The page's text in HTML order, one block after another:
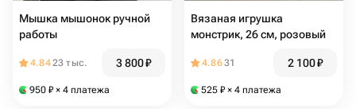
Мышка мышонок ручной
работы
4.8423 тыс. 3 800₽
950 ₽ × 4 платежа
Вязаная игрушка
монстрик, 26 см, розовый
4.8631 2 100₽
525 ₽ × 4 платежа